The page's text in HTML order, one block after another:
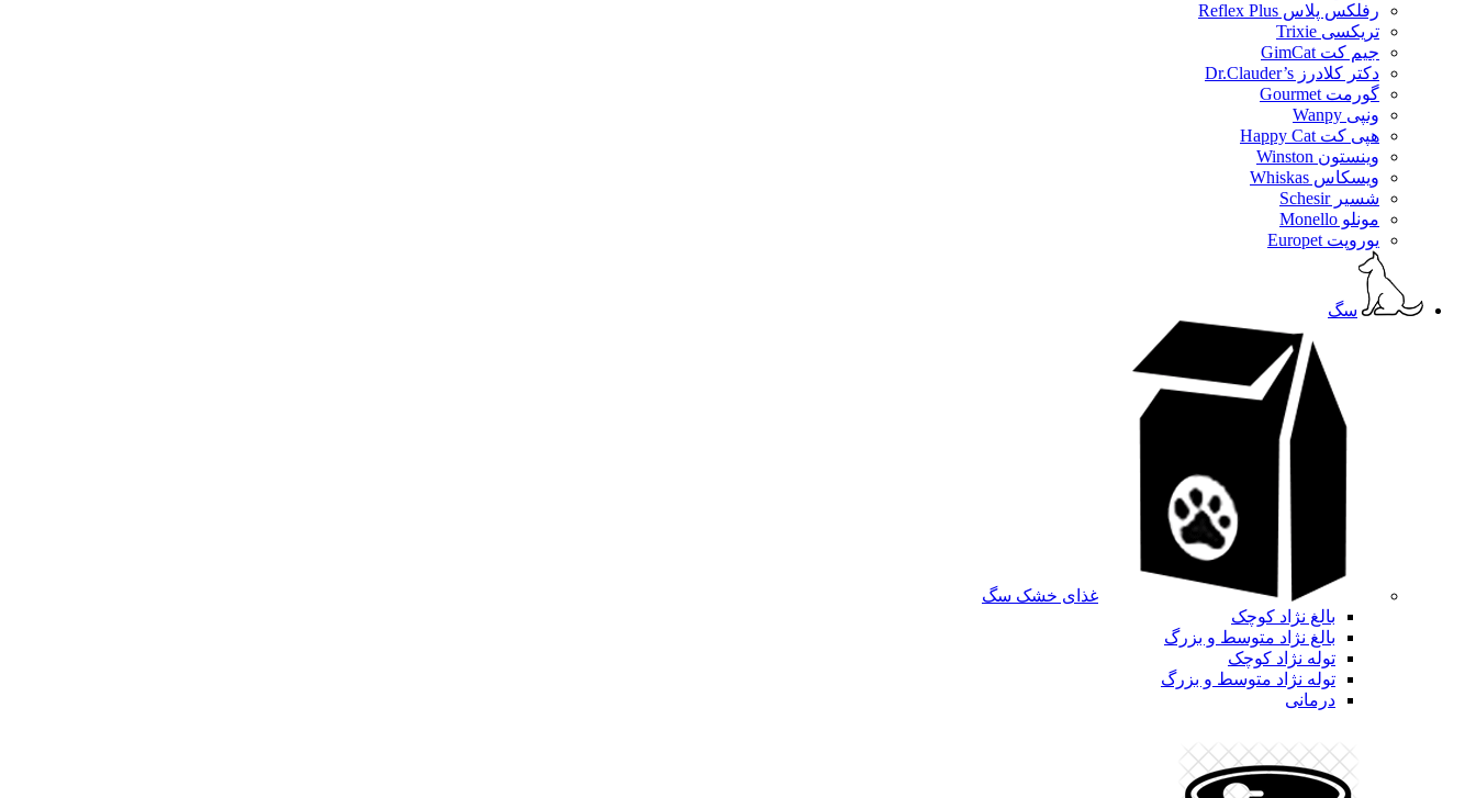
رفلکس پلاس Reflex Plus
تریکسی Trixie
جیم کت GimCat
دکتر کلادرز Dr.Clauder’s
گورمت Gourmet
ونپی Wanpy
هپی کت Happy Cat
وینستون Winston
ویسکاس Whiskas
شسیر Schesir
مونلو Monello
یوروپت Europet
سگ
غذای خشک سگ
بالغ نژاد کوچک
بالغ نژاد متوسط و بزرگ
توله نژاد کوچک
توله نژاد متوسط و بزرگ
درمانی